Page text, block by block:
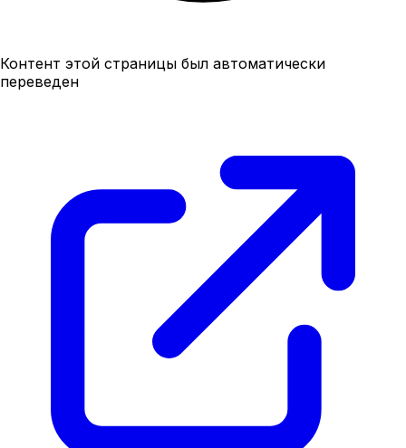
Контент этой страницы был автоматически
переведен